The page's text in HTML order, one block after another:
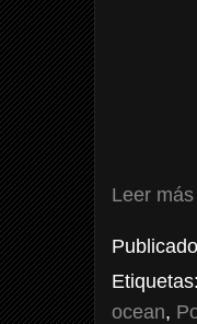
Leer
Etiquetas:
ocean,